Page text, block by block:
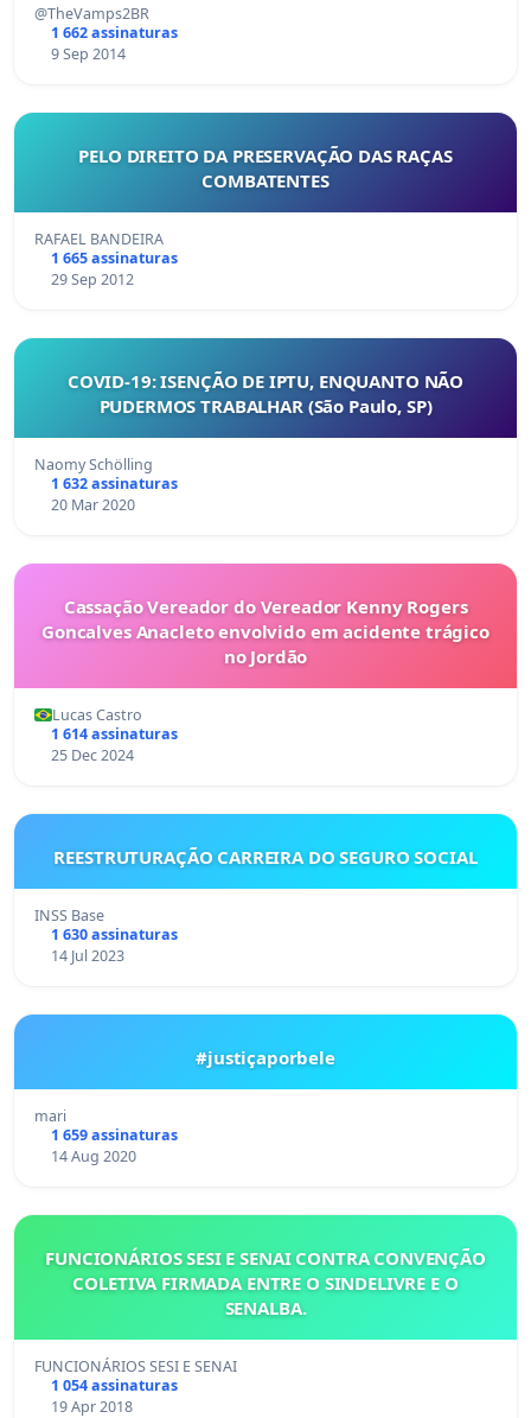
@TheVamps2BR
1 662 assinaturas
9 Sep 2014
PELO DIREITO DA PRESERVAÇÃO DAS RAÇAS
COMBATENTES
RAFAEL BANDEIRA
1 665 assinaturas
29 Sep 2012
COVID-19: ISENÇÃO DE IPTU, ENQUANTO NÃO
PUDERMOS TRABALHAR (São Paulo, SP)
Naomy Schölling
1 632 assinaturas
20 Mar 2020
Cassação Vereador do Vereador Kenny Rogers
Goncalves Anacleto envolvido em acidente trágico
no Jordão
Lucas Castro
1 614 assinaturas
25 Dec 2024
REESTRUTURAÇÃO CARREIRA DO SEGURO SOCIAL
INSS Base
1 630 assinaturas
14 Jul 2023
#justiçaporbele
mari
1 659 assinaturas
14 Aug 2020
FUNCIONÁRIOS SESI E SENAI CONTRA CONVENÇÃO
COLETIVA FIRMADA ENTRE O SINDELIVRE E O
SENALBA.
FUNCIONÁRIOS SESI E SENAI
1 054 assinaturas
19 Apr 2018